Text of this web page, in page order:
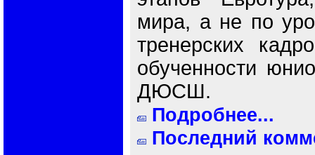
мира, а не по
тренерских
обученности
ДЮСШ.
Подробнее...
Последний